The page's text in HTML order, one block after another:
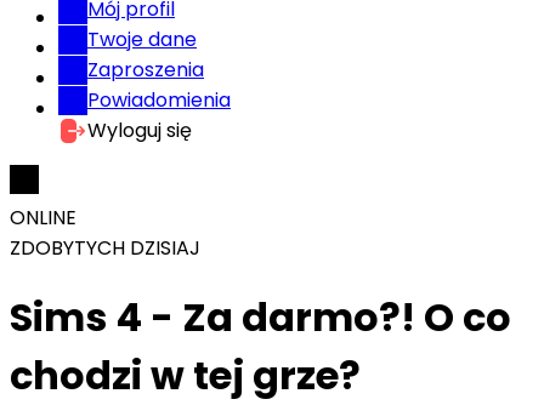
Mój profil
Twoje dane
Zaproszenia
Powiadomienia
Wyloguj się
ONLINE
ZDOBYTYCH DZISIAJ
Sims 4 - Za darmo?! O co
chodzi w tej grze?